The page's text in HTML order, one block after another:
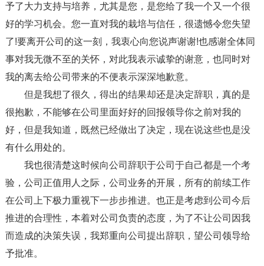
予了大力支持与培养，尤其是您，是您给了我一个又一个很
好的学习机会。您一直对我的栽培与信任，很遗憾令您失望
了!要离开公司的这一刻，我衷心向您说声谢谢!也感谢全体同
事对我无微不至的关怀，对此我表示诚挚的谢意，也同时对
我的离去给公司带来的不便表示深深地歉意。
但是我想了很久，得出的结果却还是决定辞职，真的是
很抱歉，不能够在公司里面好好的回报领导你之前对我的
好，但是我知道，既然已经做出了决定，现在说这些也是没
有什么用处的。
我也很清楚这时候向公司辞职于公司于自己都是一个考
验，公司正值用人之际，公司业务的开展，所有的前续工作
在公司上下极力重视下一步步推进。也正是考虑到公司今后
推进的合理性，本着对公司负责的态度，为了不让公司因我
而造成的决策失误，我郑重向公司提出辞职，望公司领导给
予批准。